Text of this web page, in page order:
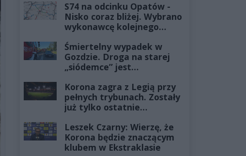
S74 na odcinku Opatów -
Nisko coraz bliżej. Wybrano
wykonawcę kolejnego
Śmiertelny wypadek w
Gozdzie. Droga na starej
„siódemce” jest
Korona zagra z Legią przy
pełnych trybunach. Zostały
już tylko ostatnie
Leszek Czarny: Wierzę, że
Korona będzie znaczącym
klubem w Ekstraklasie